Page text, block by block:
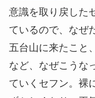
意識を取り戻した
ているので、なぜ
五台山に来たこと
など、なぜこうな
ていくセフン。裸